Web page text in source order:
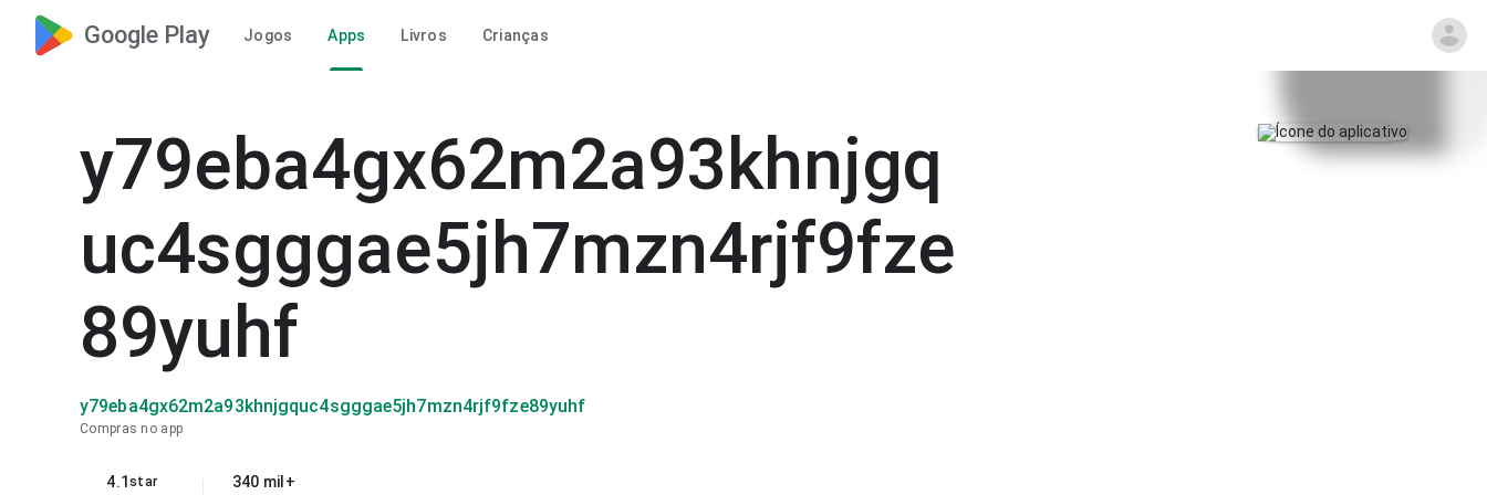
Google Play Jogos Apps Livros Crianças
y79eba4gx62m2a93khnjgq
uc4sgggae5jh7mzn4rjf9fze
89yuhf
y79eba4gx62m2a93khnjgquc4sgggae5jh7mzn4rjf9fze89yuhf
Compras no app
4.1star
340 mil+